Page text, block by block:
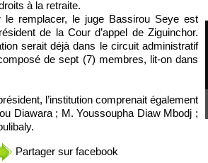
à la retraite.
le remplacer, le juge Bassirou Seye est
de la Cour d’appel de Ziguinchor.
serait déjà dans le circuit administratif
de sept (7) membres, lit-on dans
l’institution comprenait également
Diawara ; M. Youssoupha Diaw Mbodj ;
Partager sur facebook